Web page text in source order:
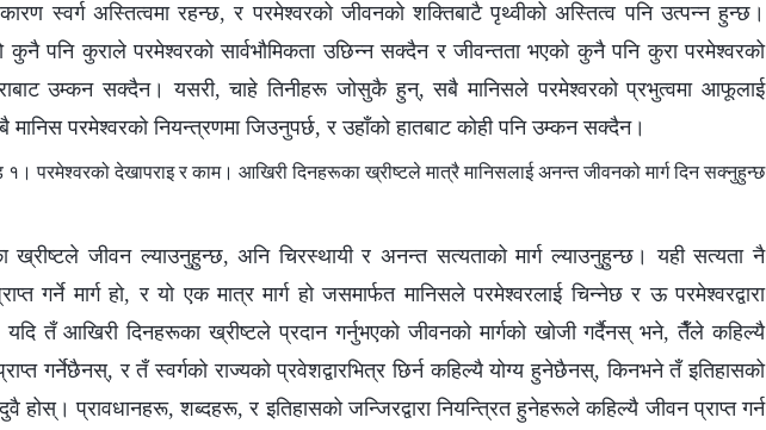
स्वर्ग अस्तित्वमा रहन्छ, र परमेश्‍वरको जीवनको शक्तिबाटै पृथ्वीको अस्तित्व पनि उत्पन्‍न हुन्छ।
कुनै पनि कुराले परमेश्‍वरको सार्वभौमिकता उछिन्‍न सक्दैन र जीवन्तता भएको कुनै पनि कुरा परमेश्‍वरको
उम्कन सक्दैन। यसरी, चाहे तिनीहरू जोसुकै हुन्, सबै मानिसले परमेश्‍वरको प्रभुत्वमा आफूलाई
मानिस परमेश्‍वरको नियन्त्रणमा जिउनुपर्छ, र उहाँको हातबाट कोही पनि उम्कन सक्दैन।
परमेश्‍वरको देखापराइ र काम। आखिरी दिनहरूका ख्रीष्‍टले मात्रै मानिसलाई अनन्त जीवनको मार्ग दिन सक्‍नुहुन्छ
ख्रीष्‍टले जीवन ल्याउनुहुन्छ, अनि चिरस्थायी र अनन्‍त सत्यताको मार्ग ल्याउनुहुन्छ। यही सत्यता नै
गर्ने मार्ग हो, र यो एक मात्र मार्ग हो जसमार्फत मानिसले परमेश्‍वरलाई चिन्‍नेछ र ऊ परमेश्‍वरद्वारा
तँ आखिरी दिनहरूका ख्रीष्‍टले प्रदान गर्नुभएको जीवनको मार्गको खोजी गर्दैनस् भने, तैँले कहिल्यै
गर्नेछैनस्, र तँ स्वर्गको राज्यको प्रवेशद्वारभित्र छिर्न कहिल्यै योग्य हुनेछैनस्, किनभने तँ इतिहासको
होस्। प्रावधानहरू, शब्दहरू, र इतिहासको जन्जिरद्वारा नियन्त्रित हुनेहरूले कहिल्यै जीवन प्राप्त गर्न